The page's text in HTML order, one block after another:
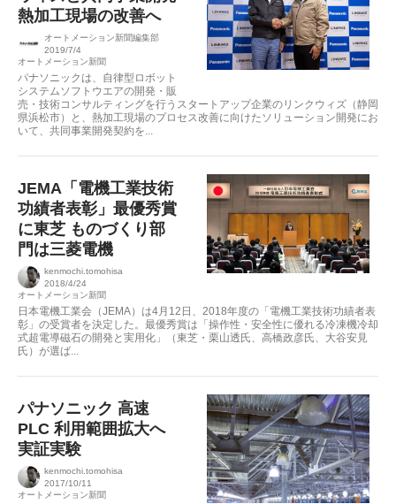
熱加工現場の改善へ
オートメーション新聞編集部
2019/7/4
オートメーション新聞
パナソニックは、自律型ロボット
システムソフトウエアの開発・販
売・技術コンサルティングを行うスタートアップ企業のリンクウィズ（静岡
県浜松市）と、熱加工現場のプロセス改善に向けたソリューション開発にお
いて、共同事業開発契約を...
JEMA「電機工業技術
功績者表彰」最優秀賞
に東芝 ものづくり部
門は三菱電機
kenmochi.tomohisa
2018/4/24
オートメーション新聞
日本電機工業会（JEMA）は4月12日、2018年度の「電機工業技術功績者表
彰」の受賞者を決定した。最優秀賞は「操作性・安全性に優れる冷凍機冷却
式超電導磁石の開発と実用化」（東芝・栗山透氏、高橋政彦氏、大谷安見
氏）が選ば...
パナソニック 高速
PLC 利用範囲拡大へ
実証実験
kenmochi.tomohisa
2017/10/11
オートメーション新聞